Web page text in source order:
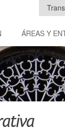
ÁREAS Y